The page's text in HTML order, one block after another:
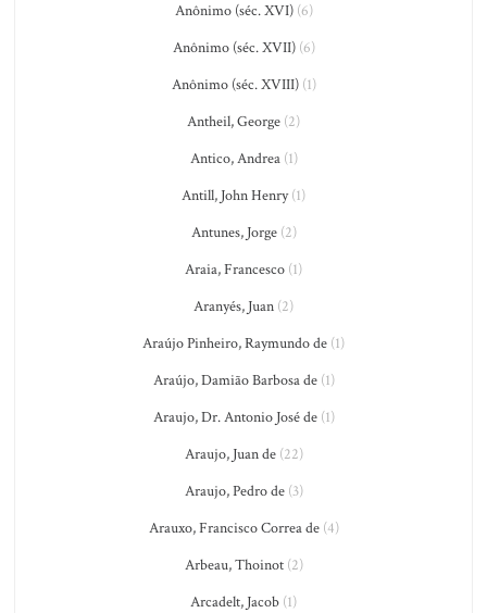
Anônimo (séc. XVI)(6)
Anônimo (séc. XVII)(6)
Anônimo (séc. XVIII)(1)
Antheil, George (2)
Antico, Andrea(1)
Antill, John Henry(1)
Antunes, Jorge(2)
Araia, Francesco (1)
Aranyés, Juan (2)
Araújo Pinheiro, Raymundo de (1)
Araújo, Damião Barbosa de(1)
Araujo, Dr. Antonio José de(1)
Araujo, Juan de(22)
Araujo, Pedro de(3)
Arauxo, Francisco Correa de(4)
Arbeau, Thoinot(2)
Arcadelt, Jacob (1)